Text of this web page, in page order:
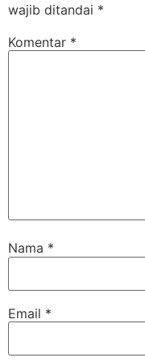
wajib ditandai *
Komentar *
Nama *
Email *